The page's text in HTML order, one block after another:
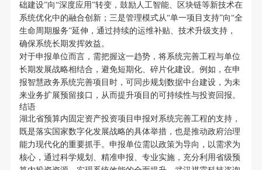
础建设”向“深度应用”转变，鼓励人工智能、区块链等新技术在
系统优化中的融合创新；三是管理模式从“单一项目支持”向“全
生命周期服务”延伸，通过持续的运维补贴、技术升级支持，
确保系统长期发挥效益。
对于申报单位而言，需把握这一趋势，将系统完善工程与单位
长期发展战略相结合，避免短期化、碎片化建设。例如，在申
报智慧政务系统完善项目时，可同步规划数据中台建设，为未
来业务扩展预留接口，从而提升项目的可持续性与投资回报。
结语
湖北省预算内固定资产投资项目申报对系统完善工程的支持，
既是落实国家数字化发展战略的具体举措，也是推动政府治理
能力现代化的重要抓手。申报单位需以政策为导向，以需求为
核心，通过科学规划、精准申报、专业实施，充分利用省级预